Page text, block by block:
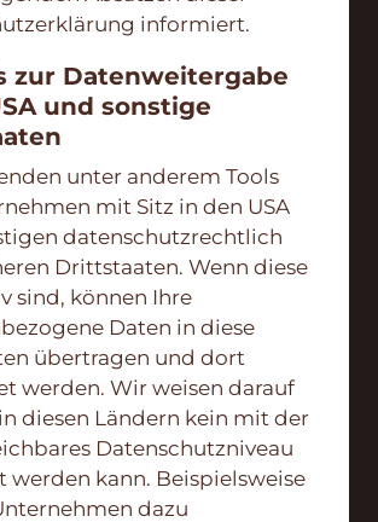
informiert.
zur Datenweitergabe
und sonstige
unter anderem Tools
mit Sitz in den USA
datenschutzrechtlich
Drittstaaten. Wenn diese
sind, können Ihre
Daten in diese
übertragen und dort
werden. Wir weisen darauf
diesen Ländern kein mit der
Datenschutzniveau
werden kann. Beispielsweise
dazu